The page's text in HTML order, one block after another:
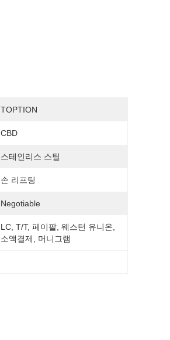
TOPTION
CBD
스테인리스 스틸
손 리프팅
Negotiable
LC, T/T, 페이팔, 웨스턴 유니온,
소액결제, 머니그램